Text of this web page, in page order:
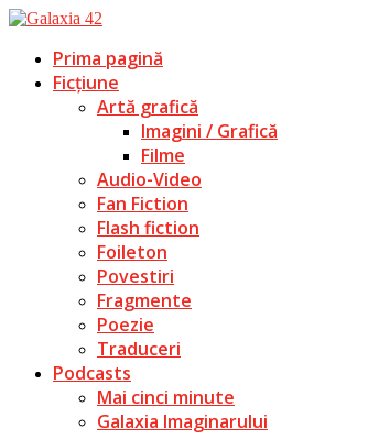
Prima pagină
Ficțiune
Artă grafică
Imagini / Grafică
Filme
Audio-Video
Fan Fiction
Flash fiction
Foileton
Povestiri
Fragmente
Poezie
Traduceri
Podcasts
Mai cinci minute
Galaxia Imaginarului